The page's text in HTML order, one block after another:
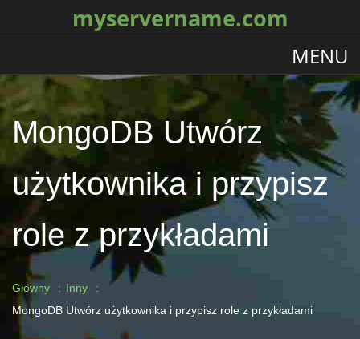
myservername.com
MENU
MongoDB Utwórz
użytkownika i przypisz
role z przykładami
Główny
Inny
MongoDB Utwórz użytkownika i przypisz role z przykładami